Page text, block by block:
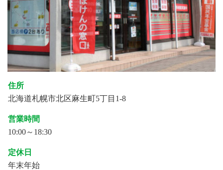
住所
北海道札幌市北区麻生町5丁目1-8
営業時間
10:00～18:30
定休日
年末年始